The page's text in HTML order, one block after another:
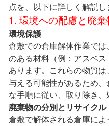
点を、以下に詳しく解説し
1. 環境への配慮と廃
環境保護
倉敷での倉庫解体作業で
のある材料（例：アスベ
あります。これらの物質
与える可能性があるため
な手順に従い、取り除き、
廃棄物の分別とリサイクル
倉敷で解体される倉庫に